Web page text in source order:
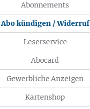
Abonnements
Abo kündigen / Widerruf
Leserservice
Abocard
Gewerbliche Anzeigen
Kartenshop